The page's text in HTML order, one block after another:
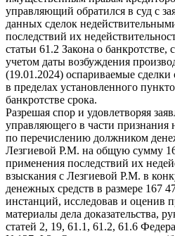
управляющий обратился в суд с
данных сделок
последствий их
статьи 61.2 Закона о банкротстве,
учетом даты возбуждения
(19.01.2024) оспариваемые
в пределах установленного
банкротстве срока.
Разрешая спор и удовлетворяя
управляющего в части признания
по перечислению должником
Лезгиевой Р.М. на общую сумму
применения последствий их
взыскания с Лезгиевой Р.М. в
денежных средств в размере 167
инстанций, исследовав и оценив
материалы дела доказательства,
статей 2, 19, 61.1, 61.2, 61.6